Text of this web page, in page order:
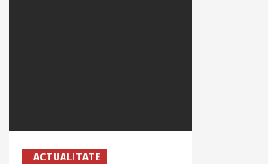
ACTUALITATE